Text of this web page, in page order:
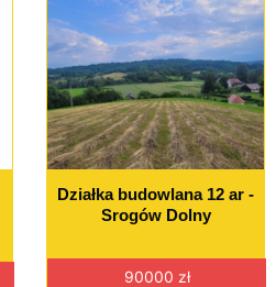
Działka budowlana 12 ar -
Srogów Dolny
90000 zł